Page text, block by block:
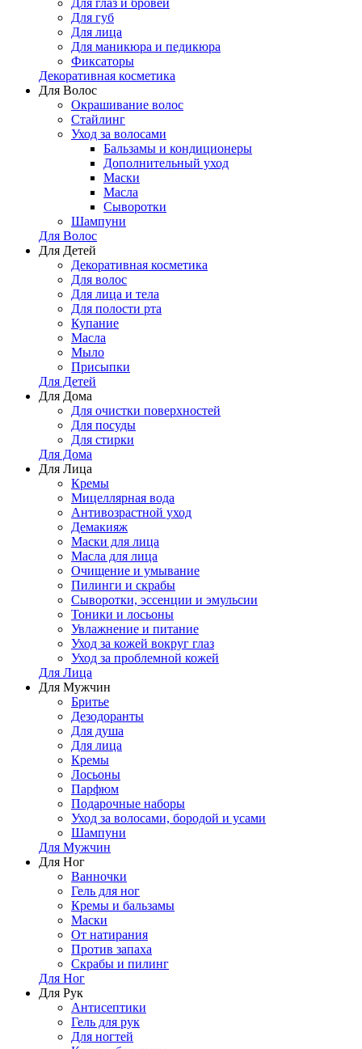
Для глаз и бровей
Для губ
Для лица
Для маникюра и педикюра
Фиксаторы
Декоративная косметика
Для Волос
Окрашивание волос
Стайлинг
Уход за волосами
Бальзамы и кондиционеры
Дополнительный уход
Маски
Масла
Сыворотки
Шампуни
Для Волос
Для Детей
Декоративная косметика
Для волос
Для лица и тела
Для полости рта
Купание
Масла
Мыло
Присыпки
Для Детей
Для Дома
Для очистки поверхностей
Для посуды
Для стирки
Для Дома
Для Лица
Кремы
Мицеллярная вода
Антивозрастной уход
Демакияж
Маски для лица
Масла для лица
Очищение и умывание
Пилинги и скрабы
Сыворотки, эссенции и эмульсии
Тоники и лосьоны
Увлажнение и питание
Уход за кожей вокруг глаз
Уход за проблемной кожей
Для Лица
Для Мужчин
Бритье
Дезодоранты
Для душа
Для лица
Кремы
Лосьоны
Парфюм
Подарочные наборы
Уход за волосами, бородой и усами
Шампуни
Для Мужчин
Для Ног
Ванночки
Гель для ног
Кремы и бальзамы
Маски
От натирания
Против запаха
Скрабы и пилинг
Для Ног
Для Рук
Антисептики
Гель для рук
Для ногтей